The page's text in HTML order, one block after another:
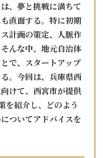
、夢と挑戦に満ちて
直面する。特に初期
計画の策定、人脈作
んな中、地元自治体
で、スタートアップ
。今回は、兵庫県西
けて、西宮市が提供
を紹介し、どのよう
ついてアドバイスを